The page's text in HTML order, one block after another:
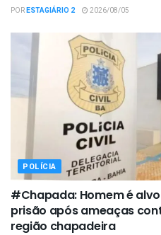
PORESTAGIÁRIO 2 2026/08/05
POLÍCIA
#Chapada: Homem é
prisão após ameaças
região chapadeira